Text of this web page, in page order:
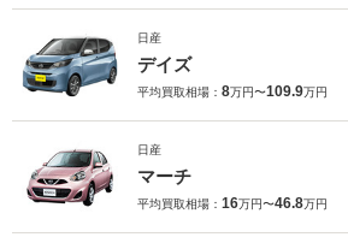
日産
デイズ
平均買取相場： 8万円〜109.9万円
日産
マーチ
平均買取相場： 16万円〜46.8万円